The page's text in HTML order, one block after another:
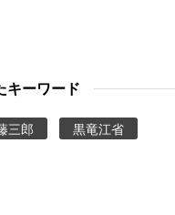
キーワード
三郎
黒竜江省